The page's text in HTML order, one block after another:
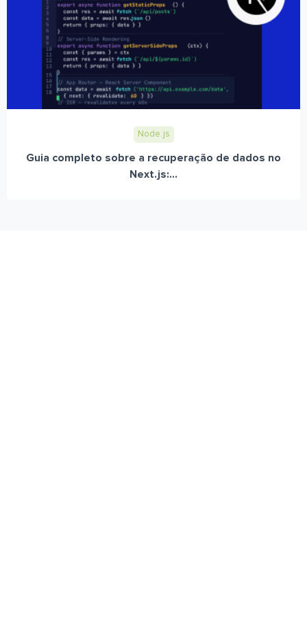
Node.js
Guia completo sobre a recuperação de dados no
Next.js:...